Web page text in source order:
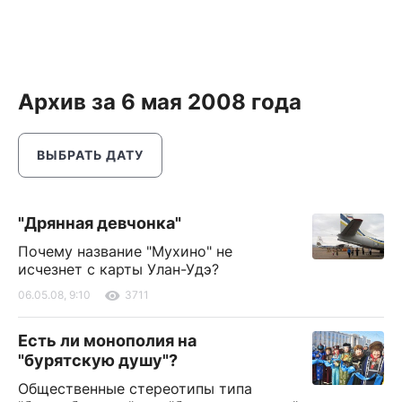
Архив за 6 мая 2008 года
ВЫБРАТЬ ДАТУ
"Дрянная девчонка"
Почему название "Мухино" не
исчезнет с карты Улан-Удэ?
06.05.08, 9:10 3711
Есть ли монополия на
"бурятскую душу"?
Общественные стереотипы типа